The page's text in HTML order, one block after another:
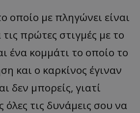
οποίο με πληγώνει είναι
πρώτες στιγμές με το
ένα κομμάτι το οποίο το
και ο καρκίνος έγιναν
δεν μπορείς, γιατί
όλες τις δυνάμεις σου να